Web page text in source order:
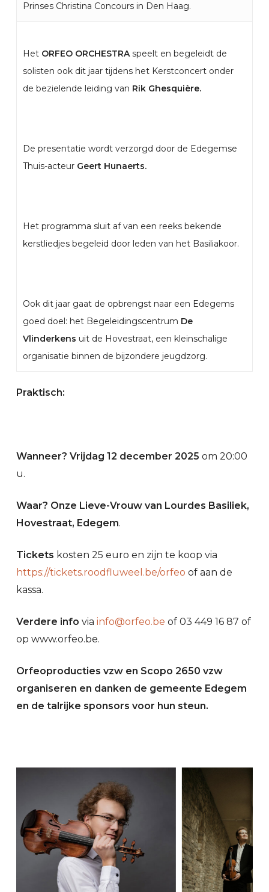
Prinses Christina Concours in Den Haag.
Het ORFEO ORCHESTRAspeelt en begeleidt de
solisten ook dit jaar tijdens het Kerstconcert onder
de bezielende leiding van Rik Ghesquière.
De presentatie wordt verzorgd door de Edegemse
Thuis-acteurGeert Hunaerts.
Het programma sluit af van een reeks bekende
kerstliedjes begeleid door leden van het Basiliakoor.
Ook dit jaar gaat de opbrengst naar een Edegems
goed doel: het Begeleidingscentrum De
Vlinderkens uit de Hovestraat, een kleinschalige
organisatie binnen de bijzondere jeugdzorg.
Praktisch:
Wanneer? Vrijdag 12 december 2025 om 20:00
u.
Waar? Onze Lieve-Vrouw van Lourdes Basiliek,
Hovestraat, Edegem.
Tickets kosten 25 euro en zijn te koop via
https://tickets.roodfluweel.be/orfeo of aan de
kassa.
Verdere info via info@orfeo.be of 03 449 16 87 of
op www.orfeo.be.
Orfeoproducties vzw en Scopo 2650 vzw
organiseren en danken de gemeente Edegem
en de talrijke sponsors voor hun steun.